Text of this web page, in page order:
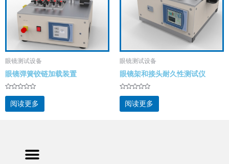
眼镜测试设备
眼镜弹簧铰链加载装置
评
分
&sol;
阅读更多
眼镜测试设备
眼镜架和接头耐久性测试仪
评
分
&sol;
阅读更多
Menu